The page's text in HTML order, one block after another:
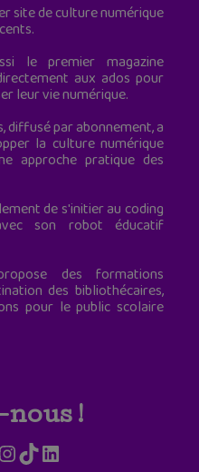
site de culture numérique
le premier magazine
aux ados pour
leur vie numérique.
diffusé par abonnement, a
la culture numérique
approche pratique des
de s'initier au coding
son robot éducatif
des formations
des bibliothécaires,
pour le public scolaire
!
Instagram
TikTokLinkedIn